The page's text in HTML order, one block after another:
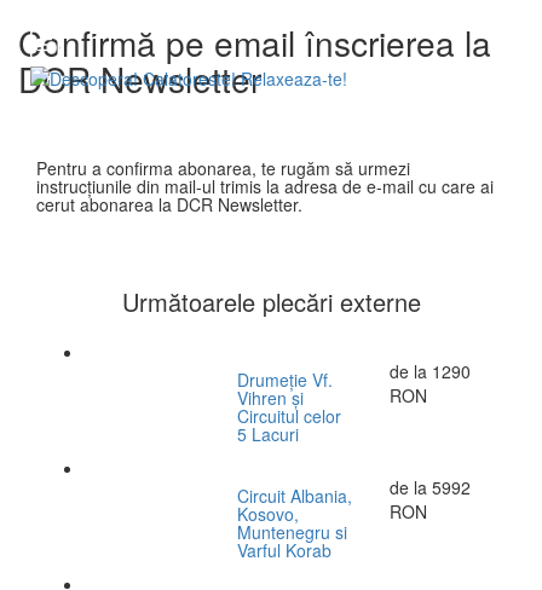
Confirmă pe email înscrierea la
DCR Newsletter
Pentru a confirma abonarea, te rugăm să urmezi
instrucțiunile din mail-ul trimis la adresa de e-mail cu care ai
cerut abonarea la DCR Newsletter.
Următoarele plecări externe
Drumeție Vf.
Vihren și
Circuitul celor
5 Lacuri
de la 1290
RON
Circuit Albania,
Kosovo,
Muntenegru si
Varful Korab
de la 5992
RON